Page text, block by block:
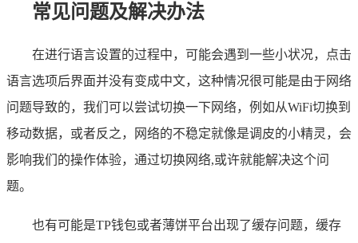
常见问题及解决办法
在进行语言设置的过程中，可能会遇到一些小状况，点击
语言选项后界面并没有变成中文，这种情况很可能是由于网络
问题导致的，我们可以尝试切换一下网络，例如从WiFi切换到
移动数据，或者反之，网络的不稳定就像是调皮的小精灵，会
影响我们的操作体验，通过切换网络,或许就能解决这个问
题。
也有可能是TP钱包或者薄饼平台出现了缓存问题，缓存